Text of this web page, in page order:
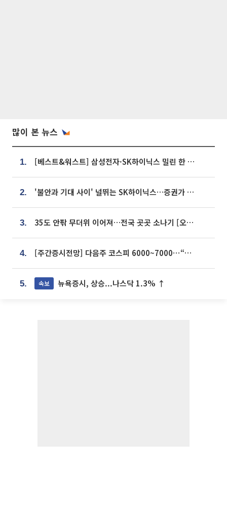
많이 본 뉴스
1. [베스트&워스트] 삼성전자·SK하이닉스 밀린 한 주…상상인증권은 85% 급등
2. '불안과 기대 사이' 널뛰는 SK하이닉스…증권가 "HBM4·LTA 기반 펀터멘털 견고"
3. 35도 안팎 무더위 이어져…전국 곳곳 소나기 [오늘 날씨]
4. [주간증시전망] 다음주 코스피 6000~7000⋯“外人 수급은 정책이 변수”
5. 속보 뉴욕증시, 상승...나스닥 1.3% ↑